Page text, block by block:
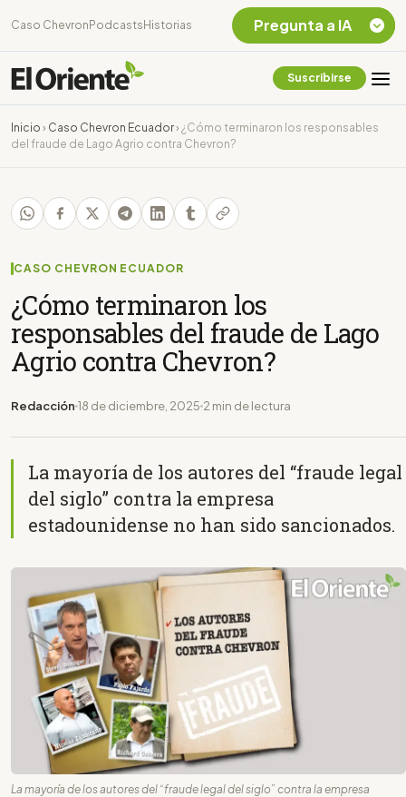
Caso Chevron Podcasts Historias
Suscribirse
Inicio › Caso Chevron Ecuador› ¿Cómo terminaron los responsables
del fraude de Lago Agrio contra Chevron?
CASO CHEVRON ECUADOR
¿Cómo terminaron los
responsables del fraude de Lago
Agrio contra Chevron?
Redacción 18 de diciembre, 2025 2 min de lectura
La mayoría de los autores del “fraude legal
del siglo” contra la empresa
estadounidense no han sido sancionados.
La mayoría de los autores del “fraude legal del siglo” contra la empresa
Pregunta a IA
Chevron Ecuador